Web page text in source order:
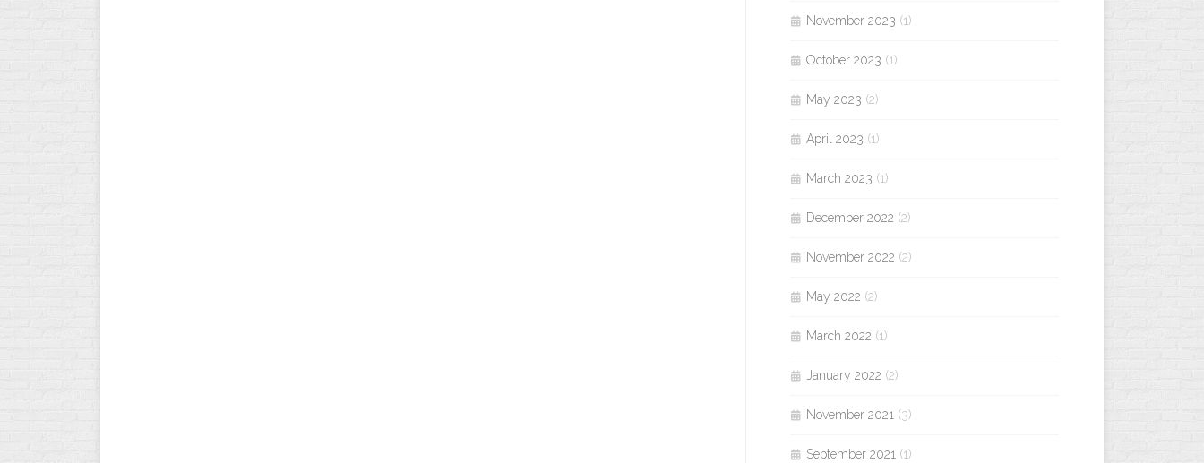
November 2023 (1)
October 2023 (1)
May 2023 (2)
April 2023 (1)
March 2023 (1)
December 2022 (2)
November 2022 (2)
May 2022 (2)
March 2022 (1)
January 2022 (2)
November 2021 (3)
September 2021 (1)